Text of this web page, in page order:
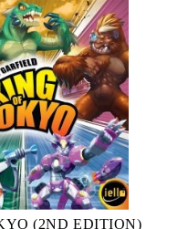
(2ND EDITION)